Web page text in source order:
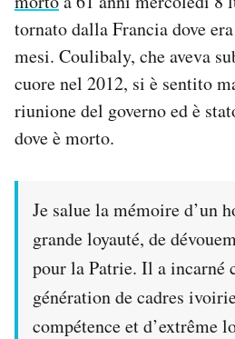
Area Personale
Newsletter
Esci
tornato dalla Francia dove
mesi. Coulibaly, che aveva
cuore nel 2012, si è sentito
riunione del governo ed è
dove è morto.
Je salue la mémoire d’un
grande loyauté, de
pour la Patrie. Il a incarné
génération de cadres
compétence et d’extrême